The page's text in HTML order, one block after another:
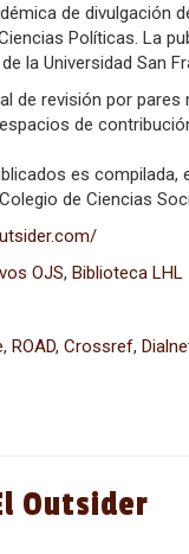
de
Políticas. La
la Universidad San
de revisión por
de
es
de Ciencias
OJS, Biblioteca LHL
, ROAD, Crossref,
Outsider